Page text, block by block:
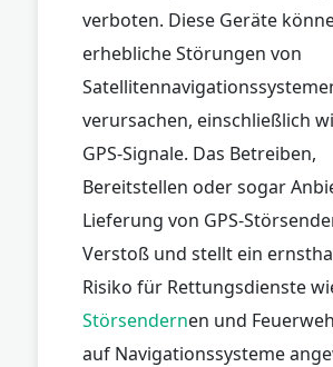
verboten. Diese Geräte
erhebliche Störungen von
verursachen, einschließlich
GPS-Signale. Das Betreiben,
Bereitstellen oder sogar
Lieferung von GPS-
Verstoß und stellt ein
Risiko für Rettungsdienste
Störsendernen und
auf Navigationssysteme